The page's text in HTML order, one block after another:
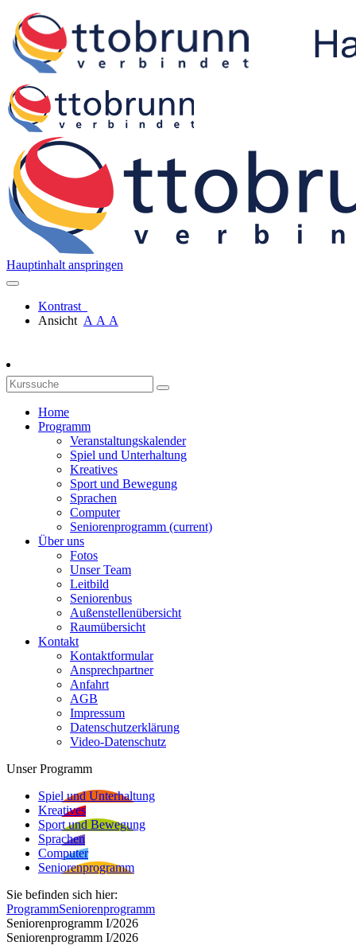
Hauptinhalt anspringen
Kontrast
Ansicht A A A
Home
Programm
Veranstaltungskalender
Spiel und Unterhaltung
Kreatives
Sport und Bewegung
Sprachen
Computer
Seniorenprogramm (current)
Über uns
Fotos
Unser Team
Leitbild
Seniorenbus
Außenstellenübersicht
Raumübersicht
Kontakt
Kontaktformular
Ansprechpartner
Anfahrt
AGB
Impressum
Datenschutzerklärung
Video-Datenschutz
Unser Programm
Spiel und Unterhaltung
Kreatives
Sport und Bewegung
Sprachen
Computer
Seniorenprogramm
Sie befinden sich hier:
ProgrammSeniorenprogramm
Seniorenprogramm I/2026
Seniorenprogramm I/2026